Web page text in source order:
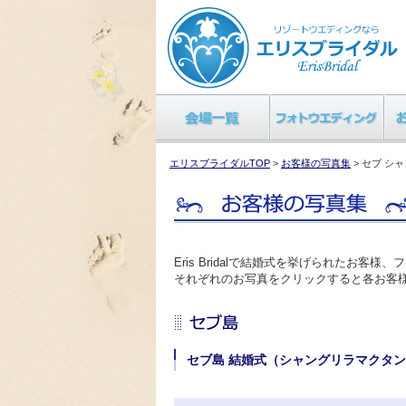
エリスブライダルTOP > お客様の写真集 > セブ シ
Eris Bridalで結婚式を挙げられたお客様、
それぞれのお写真をクリックすると各お客
セブ島 結婚式（シャングリラマクタ